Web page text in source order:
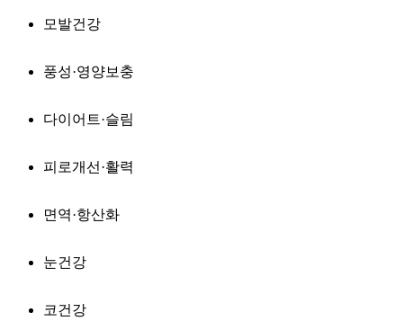
모발건강
풍성·영양보충
다이어트·슬림
피로개선·활력
면역·항산화
눈건강
코건강